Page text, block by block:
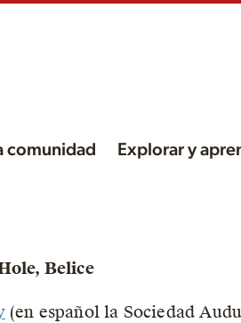
comunidad Explorar y
Belice
(en español la Sociedad